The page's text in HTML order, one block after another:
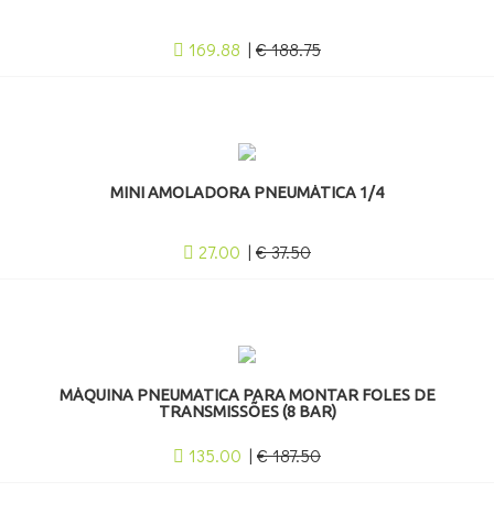
169.88 | € 188.75
MINI AMOLADORA PNEUMÁTICA 1/4
27.00 | € 37.50
MÁQUINA PNEUMATICA PARA MONTAR FOLES DE
TRANSMISSÕES (8 BAR)
135.00 | € 187.50